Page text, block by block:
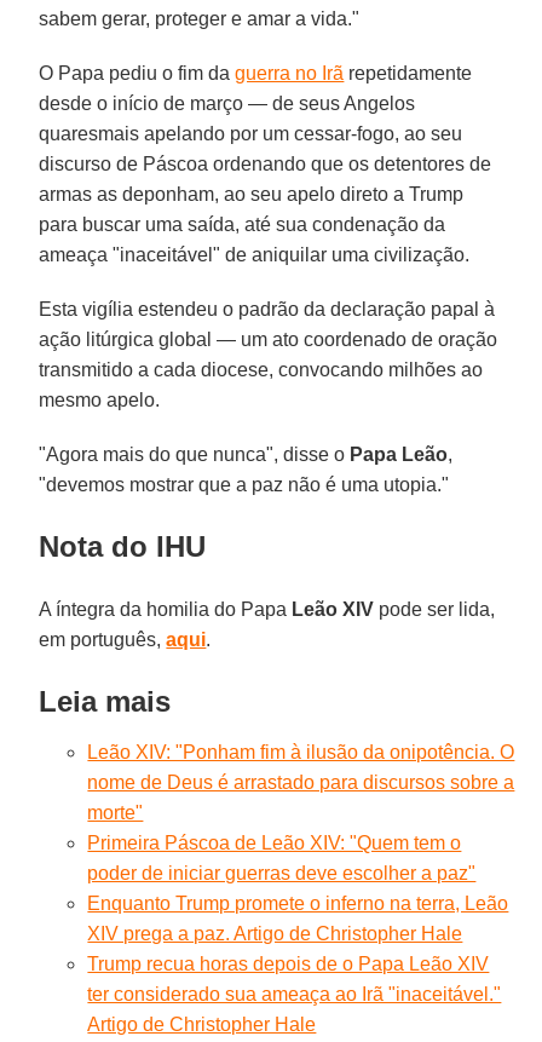
sabem gerar, proteger e amar a vida."
O Papa pediu o fim daguerra no Irã repetidamente
desde o início de março — de seus Angelos
quaresmais apelando por um cessar-fogo, ao seu
discurso de Páscoa ordenando que os detentores de
armas as deponham, ao seu apelo direto a Trump
para buscar uma saída, até sua condenação da
ameaça "inaceitável" de aniquilar uma civilização.
Esta vigília estendeu o padrão da declaração papal à
ação litúrgica global — um ato coordenado de oração
transmitido a cada diocese, convocando milhões ao
mesmo apelo.
"Agora mais do que nunca", disse o Papa Leão,
"devemos mostrar que a paz não é uma utopia."
Nota do IHU
A íntegra da homilia do Papa Leão XIV pode ser lida,
em português,aqui.
Leia mais
Leão XIV: "Ponham fim à ilusão da onipotência. O
nome de Deus é arrastado para discursos sobre a
morte"
Primeira Páscoa de Leão XIV: "Quem tem o
poder de iniciar guerras deve escolher a paz"
Enquanto Trump promete o inferno na terra, Leão
XIV prega a paz. Artigo de Christopher Hale
Trump recua horas depois de o Papa Leão XIV
ter considerado sua ameaça ao Irã "inaceitável."
Artigo de Christopher Hale